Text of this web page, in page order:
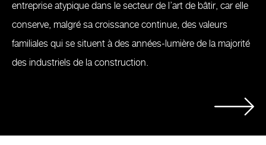
entreprise atypique dans le secteur de l’art de bâtir, car elle
conserve, malgré sa croissance continue, des valeurs
familiales qui se situent à des années-lumière de la majorité
des industriels de la construction.